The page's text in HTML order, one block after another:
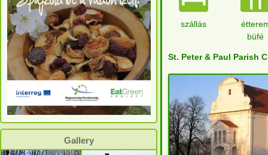
Gallery
szállás
büfé
St. Peter & Paul Parish